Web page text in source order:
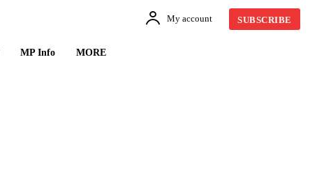
My account SUBSCRIBE
MP Info MORE